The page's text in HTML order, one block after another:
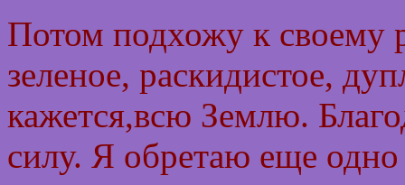
Потом подхожу к своему
зеленое, раскидистое,
кажется,всю Землю.
силу. Я обретаю еще